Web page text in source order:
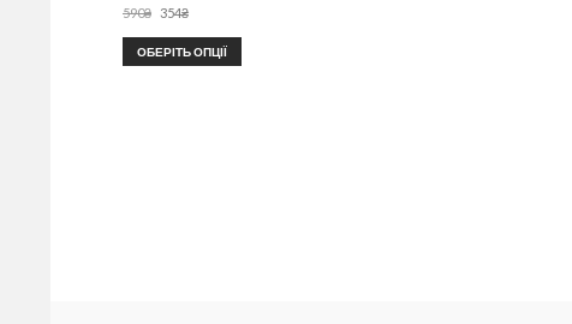
590₴ 354₴
ОБЕРІТЬ ОПЦІЇ